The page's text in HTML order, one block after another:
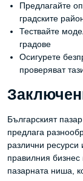
Предлагайте
градските
Тествайте
градове
Осигурете
проверяват
Българският
предлага
различни
правилния
пазарната ниша,